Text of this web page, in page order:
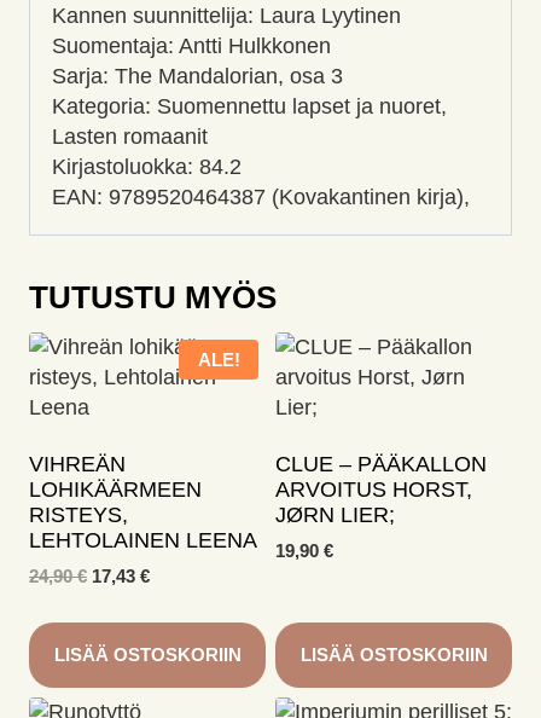
Kannen suunnittelija: Laura Lyytinen
Suomentaja: Antti Hulkkonen
Sarja: The Mandalorian, osa 3
Kategoria: Suomennettu lapset ja nuoret,
Lasten romaanit
Kirjastoluokka: 84.2
EAN: 9789520464387 (Kovakantinen kirja),
TUTUSTU MYÖS
ALE!
VIHREÄN
LOHIKÄÄRMEEN
RISTEYS,
LEHTOLAINEN LEENA
24,90€ Alkuperäinen
oli:
24,90 €.
17,43 €Nykyinen
on:
17,43 €.
LISÄÄ OSTOSKORIIN
CLUE – PÄÄKALLON
ARVOITUS HORST,
JØRN LIER;
19,90 €
LISÄÄ OSTOSKORIIN